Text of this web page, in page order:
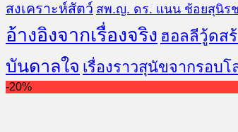
สงเคราะห์สัตว์ สพ.ญ. ดร. แนน ช้อยสุนิร
อ้างอิงจากเรื่องจริง ฮอลลีวู้ดส
บันดาลใจ เรื่องราวสุนัขจากรอบโ
-20%